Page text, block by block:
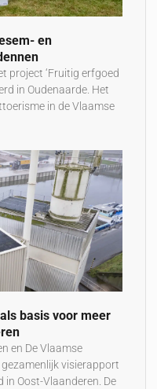
en
project ‘Fruitig erfgoed
in Oudenaarde. Het
in de Vlaamse
basis voor meer
en De Vlaamse
visierapport
Oost-Vlaanderen. De